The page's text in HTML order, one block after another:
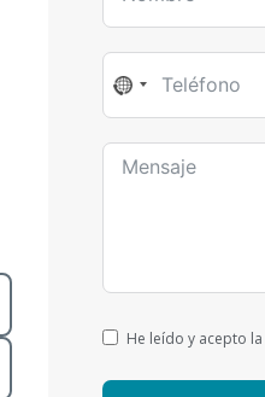
No
country
selected
He leído y acepto la